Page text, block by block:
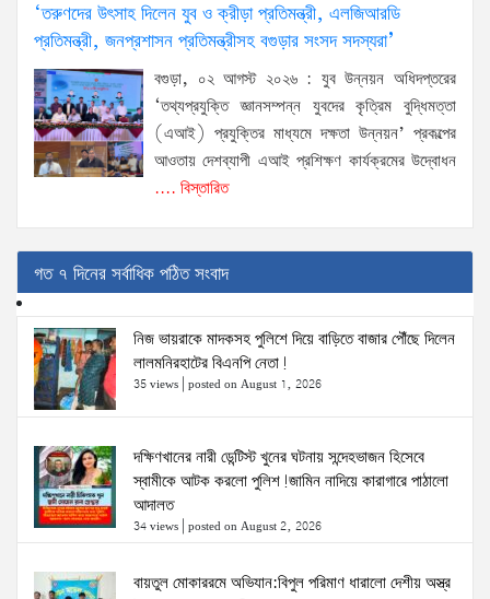
‘তরুণদের উৎসাহ দিলেন যুব ও ক্রীড়া প্রতিমন্ত্রী, এলজিআরডি
প্রতিমন্ত্রী, জনপ্রশাসন প্রতিমন্ত্রীসহ বগুড়ার সংসদ সদস্যরা’
বগুড়া, ০২ আগস্ট ২০২৬ : যুব উন্নয়ন অধিদপ্তরের
‘তথ্যপ্রযুক্তি জ্ঞানসম্পন্ন যুবদের কৃত্রিম বুদ্ধিমত্তা
(এআই) প্রযুক্তির মাধ্যমে দক্ষতা উন্নয়ন’ প্রকল্পের
আওতায় দেশব্যাপী এআই প্রশিক্ষণ কার্যক্রমের উদ্বোধন
.... বিস্তারিত
গত ৭ দিনের সর্বাধিক পঠিত সংবাদ
নিজ ভায়রাকে মাদকসহ পুলিশে দিয়ে বাড়িতে বাজার পৌঁছে দিলেন
লালমনিরহাটের বিএনপি নেতা!
35 views posted on August 1, 2026
দক্ষিণখানের নারী ডেন্টিস্ট খুনের ঘটনায় সন্দেহভাজন হিসেবে
স্বামীকে আটক করলো পুলিশ!জামিন নাদিয়ে কারাগারে পাঠালো
আদালত
34 views posted on August 2, 2026
বায়তুল মোকাররমে অভিযান:বিপুল পরিমাণ ধারালো দেশীয় অস্ত্র